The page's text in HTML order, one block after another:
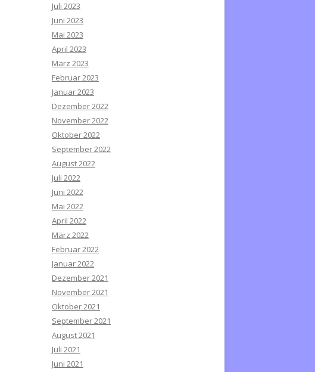
Juli 2023
Juni 2023
Mai 2023
April 2023
März 2023
Februar 2023
Januar 2023
Dezember 2022
November 2022
Oktober 2022
September 2022
August 2022
Juli 2022
Juni 2022
Mai 2022
April 2022
März 2022
Februar 2022
Januar 2022
Dezember 2021
November 2021
Oktober 2021
September 2021
August 2021
Juli 2021
Juni 2021